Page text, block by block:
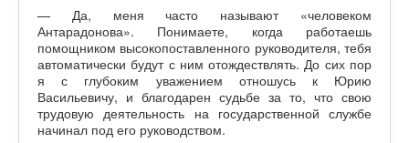
— Да, меня часто называют «человеком
Антарадонова». Понимаете, когда работаешь
помощником высокопоставленного руководителя, тебя
автоматически будут с ним отождествлять. До сих пор
я с глубоким уважением отношусь к Юрию
Васильевичу, и благодарен судьбе за то, что свою
трудовую деятельность на государственной службе
начинал под его руководством.